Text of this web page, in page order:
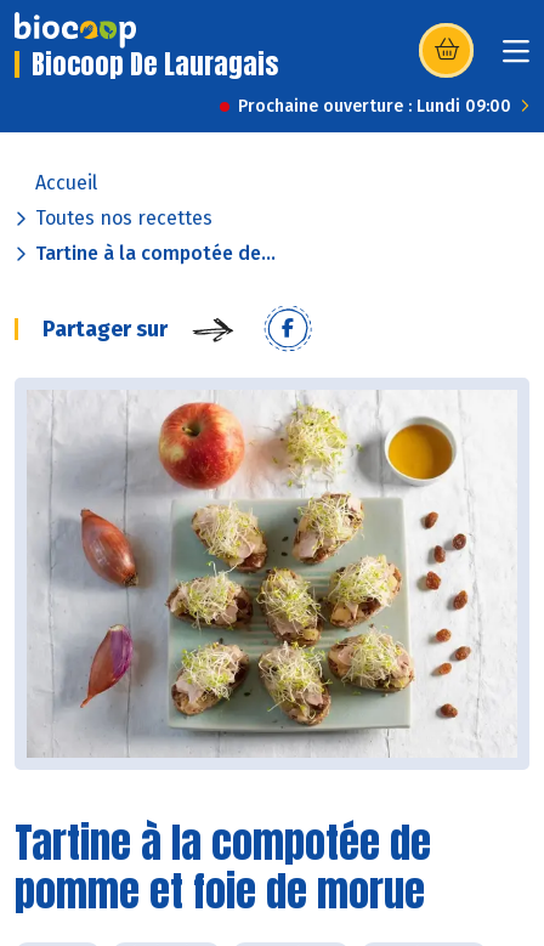
Biocoop De Lauragais (s’ouvre dans
Prochaine ouverture : Lundi 09:00
Accueil
Toutes nos recettes
Tartine à la compotée de...
Partager sur
Tartine à la compotée de
pomme et foie de morue